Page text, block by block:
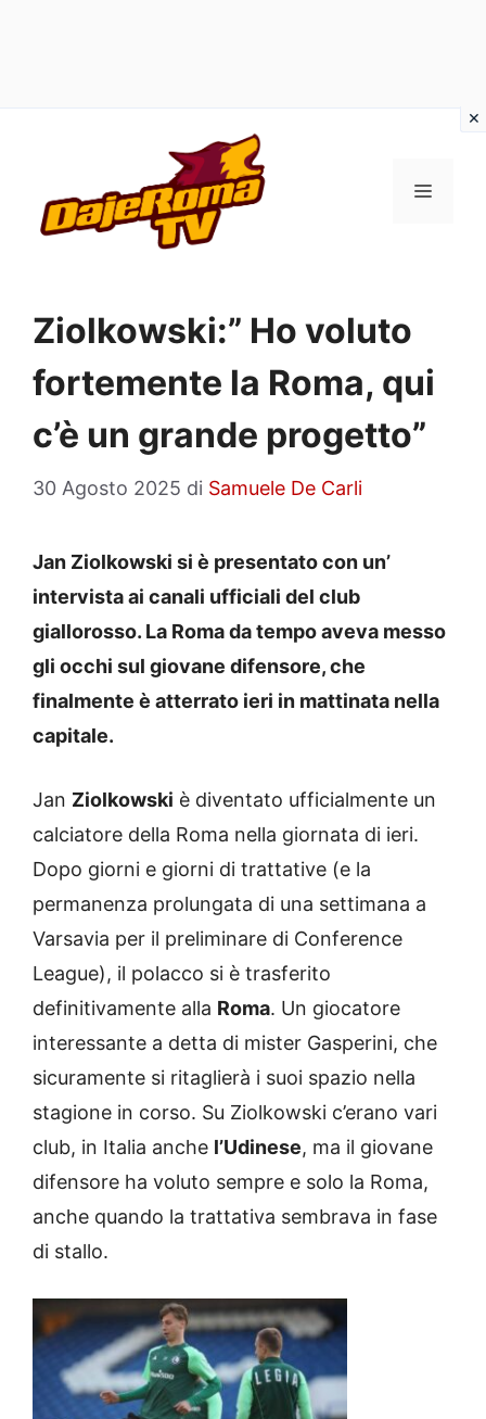
contenuto
MENU
Ziolkowski:” Ho voluto
fortemente la Roma, qui
c’è un grande progetto”
30 Agosto 2025 di Samuele De Carli
Jan Ziolkowski si è presentato con un’
intervista ai canali ufficiali del club
giallorosso. La Roma da tempo aveva messo
gli occhi sul giovane difensore, che
finalmente è atterrato ieri in mattinata nella
capitale.
Jan Ziolkowski è diventato ufficialmente un
calciatore della Roma nella giornata di ieri.
Dopo giorni e giorni di trattative (e la
permanenza prolungata di una settimana a
Varsavia per il preliminare di Conference
League), il polacco si è trasferito
definitivamente alla Roma. Un giocatore
interessante a detta di mister Gasperini, che
sicuramente si ritaglierà i suoi spazio nella
stagione in corso. Su Ziolkowski c’erano vari
club, in Italia anche l’Udinese, ma il giovane
difensore ha voluto sempre e solo la Roma,
anche quando la trattativa sembrava in fase
di stallo.